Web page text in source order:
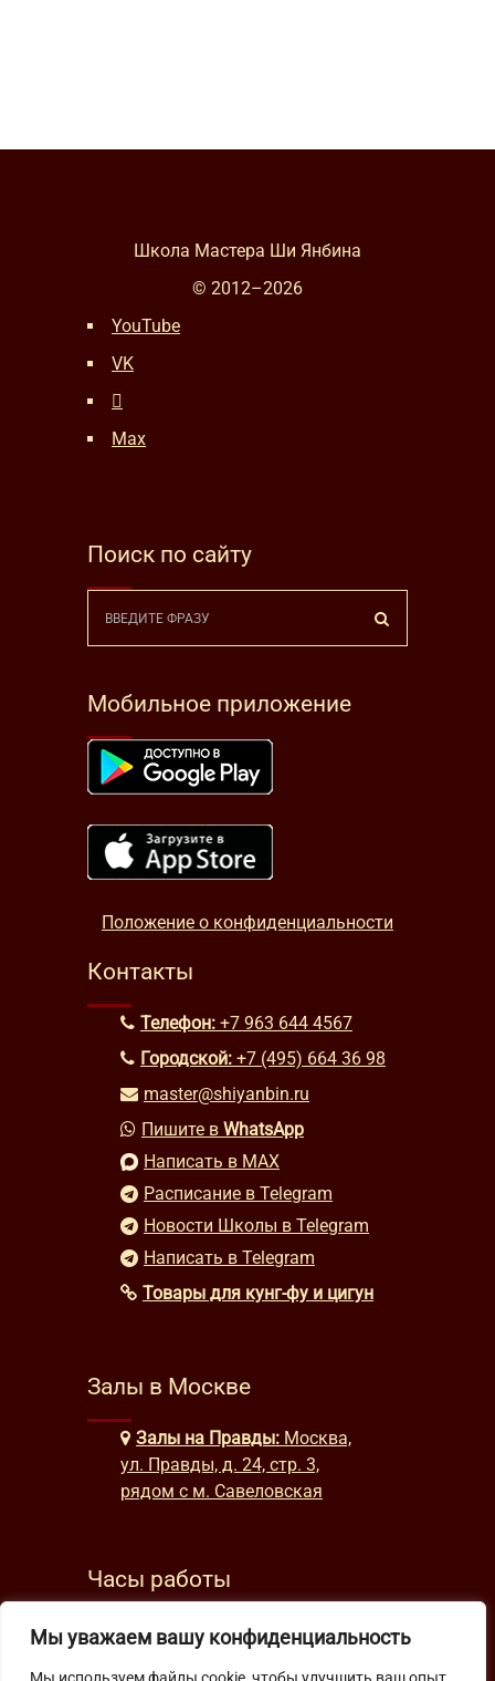
Мы уважаем вашу конфиденциальность
Школа Мастера Ши Янбина
© 2012–2026
YouTube
VK
Max
Поиск по сайту
Мобильное приложение
Положение о конфиденциальности
Контакты
Телефон: +7 963 644 4567
Городской: +7 (495) 664 36 98
master@shiyanbin.ru
Пишите в WhatsApp
Написать в MAX
Расписание в Telegram
Новости Школы в Telegram
Написать в Telegram
Товары для кунг-фу и цигун
Залы в Москве
Залы на Правды: Москва,
ул. Правды, д. 24, стр. 3,
рядом с м. Савеловская
Часы работы
будни: с 9:00 до 22:00